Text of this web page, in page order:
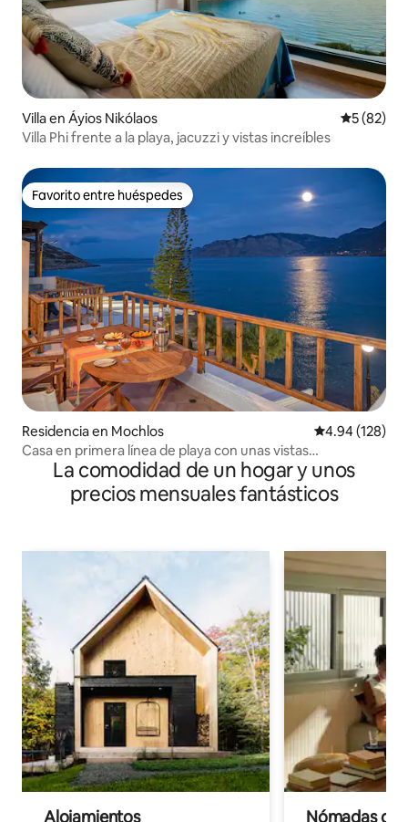
Villa en Áyios Nikólaos
5 (82)
Villa Phi frente a la playa, jacuzzi y vistas increíbles
Favorito entre huéspedes
Favorito entre huéspedes
Residencia en Mochlos Calificación
4.94 (128)
Casa en primera línea de playa con unas vistas
espectaculares
La comodidad de un hogar y unos
precios mensuales fantásticos
Alojamientos
Nómadas